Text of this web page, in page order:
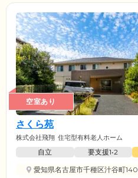
空室あり
さくら苑
株式会社飛翔 住宅型有料老人ホーム
自立 要支援1•2
愛知県名古屋市千種区汁谷町140